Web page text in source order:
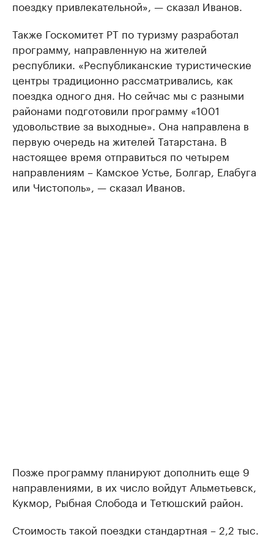
поездку привлекательной», — сказал Иванов.
Также Госкомитет РТ по туризму разработал
программу, направленную на жителей
республики. «Республиканские туристические
центры традиционно рассматривались, как
поездка одного дня. Но сейчас мы с разными
районами подготовили программу «1001
удовольствие за выходные». Она направлена в
первую очередь на жителей Татарстана. В
настоящее время отправиться по четырем
направлениям – Камское Устье, Болгар, Елабуга
или Чистополь», — сказал Иванов.
Позже программу планируют дополнить еще 9
направлениями, в их число войдут Альметьевск,
Кукмор, Рыбная Слобода и Тетюшский район.
Стоимость такой поездки стандартная – 2,2 тыс.